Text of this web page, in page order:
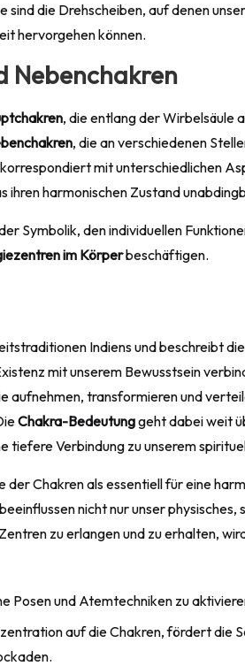
sind die Drehscheiben, auf denen
hervorgehen können.
Nebenchakren
, die entlang der Wirbelsäule
, die an verschiedenen
mit unterschiedlichen
harmonischen Zustand
Symbolik, den individuellen
im Körperbeschäftigen.
Indiens und beschreibt
mit unserem Bewusstsein
aufnehmen, transformieren und
Chakra-Bedeutunggeht dabei weit
tiefere Verbindung zu unserem
der Chakren als essentiell für eine
nicht nur unser physisches,
zu erlangen und zu erhalten,
Posen und Atemtechniken zu
auf die Chakren, fördert die